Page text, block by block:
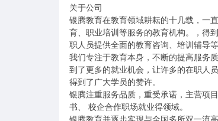
关于公司
银腾教育在教育领域耕耘的十几载，一
育、职业培训等服务的教育机构。，得
职人员提供全面的教育咨询、培训辅导等
我们专注于教育本身，不断的提高服务
到了更多的就业机会，让许多的在职人
得到了广大学员的赞许。
银腾注重服务品质，重受承诺，主营项
书、 校企合作职场就业得领域。
银腾教育并逐步实现与全国多所双一流